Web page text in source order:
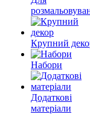
Крупний
Набори
Додаткові
матеріали